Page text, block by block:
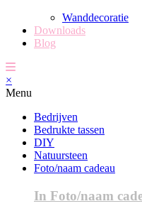
Wanddecoratie
Downloads
Blog
×
Menu
Bedrijven
Bedrukte tassen
DIY
Natuursteen
Foto/naam cadeau
In Foto/naam